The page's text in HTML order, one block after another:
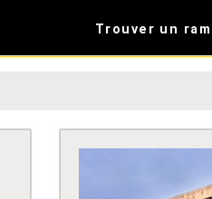
Trouver un